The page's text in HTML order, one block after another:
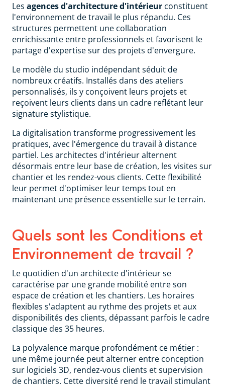
Les agences d'architecture d'intérieur constituent
l'environnement de travail le plus répandu. Ces
structures permettent une collaboration
enrichissante entre professionnels et favorisent le
partage d'expertise sur des projets d'envergure.
Le modèle du studio indépendant séduit de
nombreux créatifs. Installés dans des ateliers
personnalisés, ils y conçoivent leurs projets et
reçoivent leurs clients dans un cadre reflétant leur
signature stylistique.
La digitalisation transforme progressivement les
pratiques, avec l'émergence du travail à distance
partiel. Les architectes d'intérieur alternent
désormais entre leur base de création, les visites sur
chantier et les rendez-vous clients. Cette flexibilité
leur permet d'optimiser leur temps tout en
maintenant une présence essentielle sur le terrain.
Quels sont les Conditions et
Environnement de travail ?
Le quotidien d'un architecte d'intérieur se
caractérise par une grande mobilité entre son
espace de création et les chantiers. Les horaires
flexibles s'adaptent au rythme des projets et aux
disponibilités des clients, dépassant parfois le cadre
classique des 35 heures.
La polyvalence marque profondément ce métier :
une même journée peut alterner entre conception
sur logiciels 3D, rendez-vous clients et supervision
de chantiers. Cette diversité rend le travail stimulant